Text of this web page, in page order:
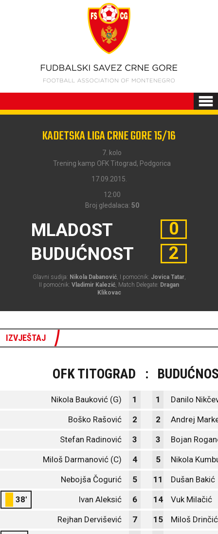
KADETSKA LIGA CRNE GORE 15/16
7. kolo
Trening kamp OFK Titograd, Podgorica
17.09.2015.
12:00
Broj gledalaca: 50
MLADOST
BUDUĆNOST
0
2
Glavni sudija: Nikola Dabanović, I pomoćnik: Jovica Tatar,
II pomoćnik: Vladimir Kalezić, Match Delegate: Dragan
Klikovac
IZVJEŠTAJ
OFK TITOGRAD :
Nikola Bauković (G) 1 1 Danilo
Boško Rašović 2 2 Andrej
Stefan Radinović 3 3 Bojan
Miloš Darmanović (C) 4 5 Nikola
Nebojša Čogurić 5 11 Dušan Bakić
38' Ivan Aleksić 6 14 Vuk Milačić
Rejhan Dervišević 7 15 Miloš Drinčić